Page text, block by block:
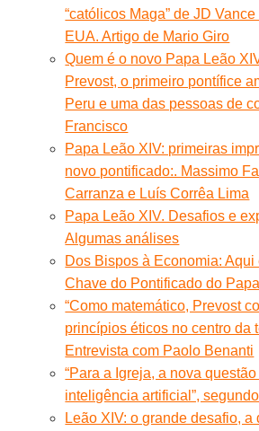
“católicos Maga” de JD
EUA. Artigo de Mario Giro
Quem é o novo Papa Leão
Prevost, o primeiro pontífice
Peru e uma das pessoas de
Francisco
Papa Leão XIV: primeiras
novo pontificado:. Massimo
Carranza e Luís Corrêa Lima
Papa Leão XIV. Desafios e
Algumas análises
Dos Bispos à Economia:
Chave do Pontificado do
“Como matemático, Prevost
princípios éticos no centro da
Entrevista com Paolo Benanti
“Para a Igreja, a nova
inteligência artificial”,
Leão XIV: o grande desafio,